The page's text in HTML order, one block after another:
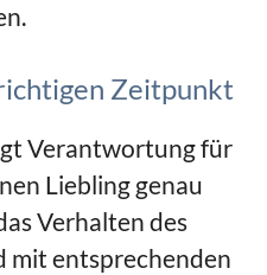
Zeitpunkt
Verantwortung für
Liebling genau
Verhalten des
mit entsprechenden